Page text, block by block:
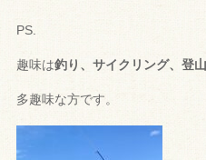
PS.
趣味は釣り、サイクリング、登
多趣味な方です。